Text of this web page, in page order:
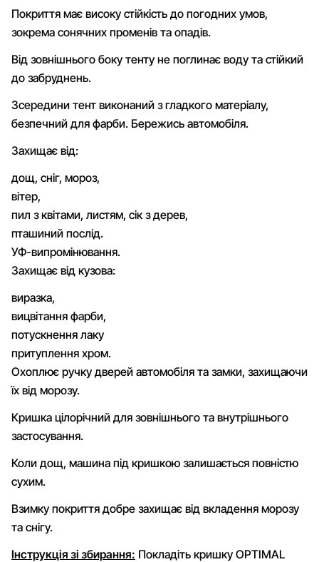
Покриття має високу стійкість до погодних умов,
зокрема сонячних променів та опадів.
Від зовнішнього боку тенту не поглинає воду та стійкий
до забруднень.
Зсередини тент виконаний з гладкого матеріалу,
безпечний для фарби. Бережись автомобіля.
Захищає від:
дощ, сніг, мороз,
вітер,
пил з квітами, листям, сік з дерев,
пташиний послід.
УФ-випромінювання.
Захищає від кузова:
виразка,
вицвітання фарби,
потускнення лаку
притуплення хром.
Охоплює ручку дверей автомобіля та замки, захищаючи
їх від морозу.
Кришка цілорічний для зовнішнього та внутрішнього
застосування.
Коли дощ, машина під кришкою залишається повністю
сухим.
Взимку покриття добре захищає від вкладення морозу
та снігу.
Інструкція зі збирання: Покладіть кришку OPTIMAL